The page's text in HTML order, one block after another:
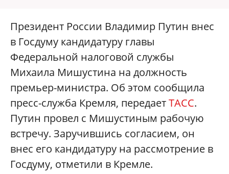
Президент России Владимир Путин внес
в Госдуму кандидатуру главы
Федеральной налоговой службы
Михаила Мишустина на должность
премьер-министра. Об этом сообщила
пресс-служба Кремля, передаетТАСС.
Путин провел с Мишустиным рабочую
встречу. Заручившись согласием, он
внес его кандидатуру на рассмотрение в
Госдуму, отметили в Кремле.